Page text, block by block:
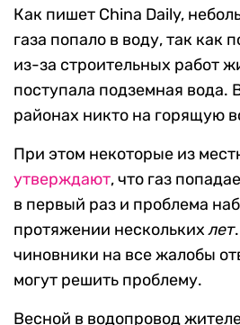
Как пишет China Daily,
газа попало в воду, так как
из-за строительных работ
поступала подземная вода.
районах никто на горящую
При этом некоторые из
утверждают, что газ
в первый раз и проблема
протяжении несколькихлет
чиновники на все жалобы
могут решить проблему.
Весной в водопровод